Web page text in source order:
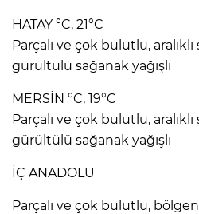
HATAY °C, 21°C
Parçalı ve çok bulutlu,
gürültülü sağanak yağışlı
MERSİN °C, 19°C
Parçalı ve çok bulutlu,
gürültülü sağanak yağışlı
İÇ ANADOLU
Parçalı ve çok bulutlu,